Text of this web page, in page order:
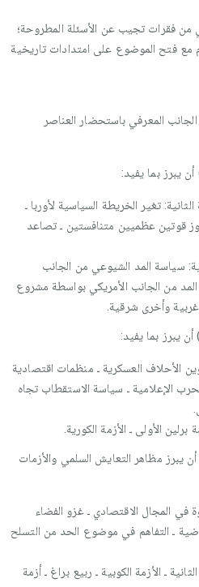
فقرات تجيب عن الأسئلة المطروحة؛
مع فتح الموضوع على امتدادات تاريخية
المعرفي باستحضار العناصر
يبرز بما يفيد:
تغير الخريطة السياسية لأوربا ـ
قوتين عظميين متنافستين ـ تصاعد
سياسة المد الشيوعي من الجانب
من الجانب الأمريكي بواسطة مشروع
غربية وأخرى شرقية.
يبرز بما يفيد:
الأحلاف العسكرية ـ منظمات اقتصادية
الإعلامية ـ سياسة الاستقطاب تجاه
الأولى ـ الأزمة الكورية.
يبرز مظاهر التعايش السلمي والأزمات
في المجال الاقتصادي ـ غزو الفضاء
ـ التفاهم في موضوع الحد من التسلح
ـ الأزمة الكوبية ـ ربيع براغ ـ أزمة